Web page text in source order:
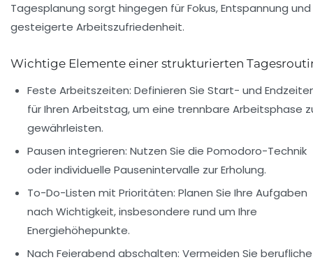
Tagesplanung sorgt hingegen für Fokus, Entspannung und
gesteigerte Arbeitszufriedenheit.
Wichtige Elemente einer strukturierten
Feste Arbeitszeiten: Definieren Sie Start- und
für Ihren Arbeitstag, um eine trennbare Arbeitsphase
gewährleisten.
Pausen integrieren: Nutzen Sie die Pomodoro-Technik
oder individuelle Pausenintervalle zur Erholung.
To-Do-Listen mit Prioritäten: Planen Sie Ihre Aufgaben
nach Wichtigkeit, insbesondere rund um Ihre
Energiehöhepunkte.
Nach Feierabend abschalten: Vermeiden Sie berufliche